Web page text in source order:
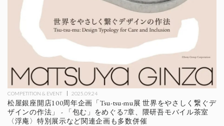
COMPETITION & EVENT 2025.09.24
松屋銀座開店100周年企画「Tsu-tsu-mu展 世界をやさしく繋ぐデ
ザインの作法」 - 「包む」をめぐる7章、隈研吾モバイル茶室
〈浮庵〉特別展示など関連企画も多数併催